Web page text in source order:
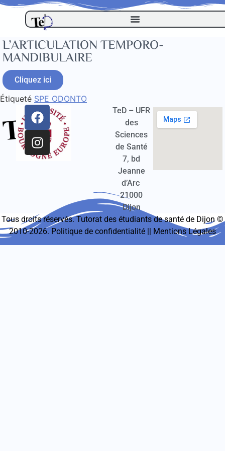
L’ARTICULATION TEMPORO-
MANDIBULAIRE
Cliquez ici
Étiqueté SPE ODONTO
TeD – UFR
des
Sciences
de Santé
7, bd
Jeanne
d’Arc
21000
Dijon
Tous droits réservés. Tutorat des étudiants de santé de Dijon ©
2010-2026. Politique de confidentialité || Mentions Légales